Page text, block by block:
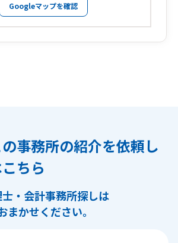
Googleマップを確認
事務所の紹介を依頼し
ちら
・会計事務所探しは
まかせください。